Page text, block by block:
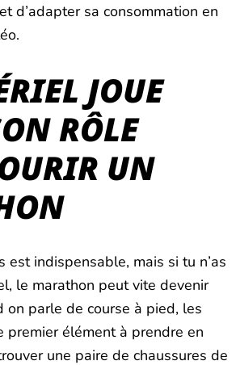
d’adapter sa consommation en
JOUE
RÔLE
UN
est indispensable, mais si tu n’as
le marathon peut vite devenir
on parle de course à pied, les
premier élément à prendre en
une paire de chaussures de